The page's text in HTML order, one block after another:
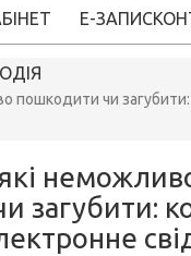
Е-ЗАПИС
пошкодити чи
загубити: